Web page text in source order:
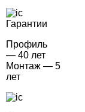
Гарантии
Профиль
— 40 лет
Монтаж — 5
лет